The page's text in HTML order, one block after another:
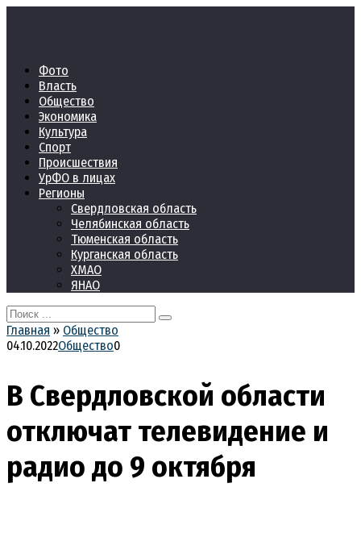
Фото
Власть
Общество
Экономика
Культура
Спорт
Происшествия
УрФО в лицах
Регионы
Свердловская область
Челябинская область
Тюменская область
Курганская область
ХМАО
ЯНАО
Search
for:
Главная » Общество
04.10.2022Общество0
В Свердловской области
отключат телевидение и
радио до 9 октября